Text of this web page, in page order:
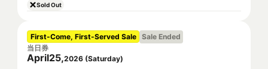
Sold Out
First-Come, First-Served Sale Sale Ended
当日券
April25,2026 (Saturday)